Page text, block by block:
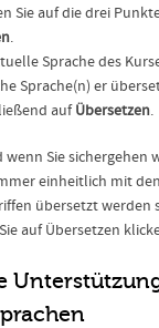
Sie auf die drei
.
Sprache des
Sprache(n) er
aufÜbersetzen.
wenn Sie sichergehen
einheitlich mit
übersetzt werden
auf Übersetzen